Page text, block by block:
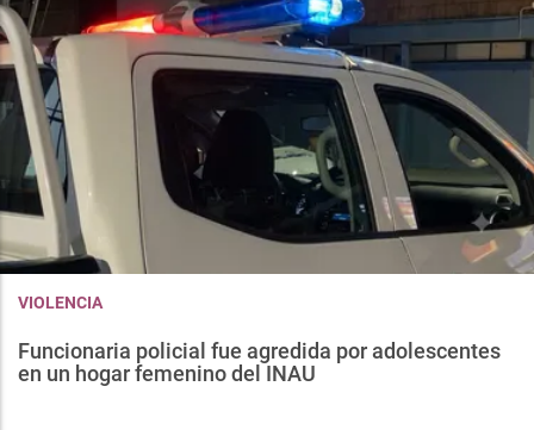
VIOLENCIA
Funcionaria policial fue agredida por adolescentes
en un hogar femenino del INAU